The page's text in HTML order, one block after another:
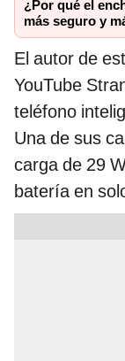
¿Por qué el
más seguro y
El autor de
YouTube
teléfono
Una de sus
carga de 29
batería en